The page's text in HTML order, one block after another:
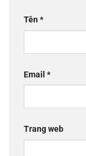
Tên*
Email *
Trang web